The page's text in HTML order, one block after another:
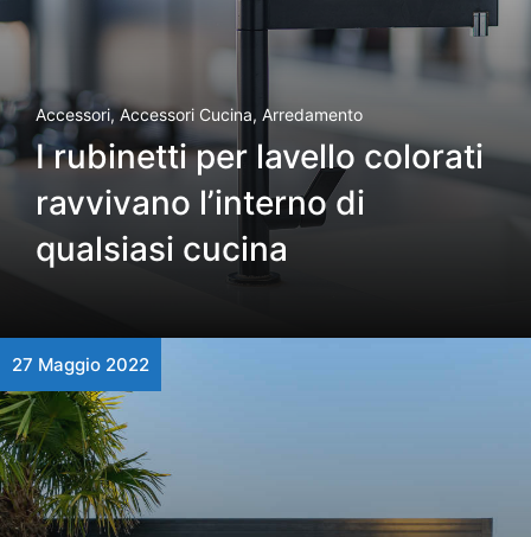
Accessori,Accessori Cucina, Arredamento
I rubinetti per lavello colorati
ravvivano l’interno di
qualsiasi cucina
27 Maggio 2022